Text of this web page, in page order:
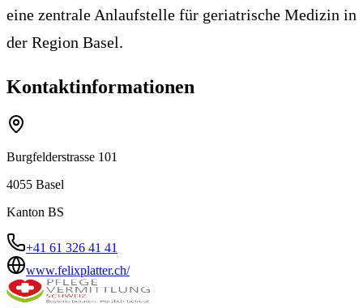
eine zentrale Anlaufstelle für geriatrische Medizin in
der Region Basel.
Kontaktinformationen
Burgfelderstrasse 101
4055 Basel
Kanton BS
+41 61 326 41 41
www.felixplatter.ch/